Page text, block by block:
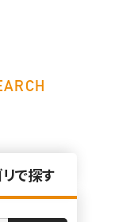
で探す